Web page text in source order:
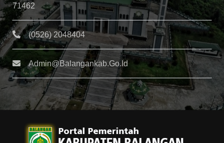
71462
(0526) 2048404
Admin@balangankab.go.id